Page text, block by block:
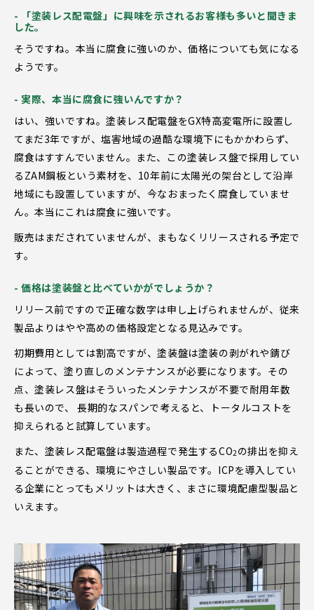
- 「塗装レス配電盤」に興味を示されるお客様も多いと聞きま
した。
そうですね。本当に腐食に強いのか、価格についても気になる
ようです。
- 実際、本当に腐食に強いんですか？
はい、強いですね。塗装レス配電盤をGX特高変電所に設置し
てまだ3年ですが、塩害地域の過酷な環境下にもかかわらず、
腐食はすすんでいません。また、この塗装レス盤で採用してい
るZAM鋼板という素材を、10年前に太陽光の架台として沿岸
地域にも設置していますが、今なおまったく腐食していませ
ん。本当にこれは腐食に強いです。
販売はまだされていませんが、まもなくリリースされる予定で
す。
- 価格は塗装盤と比べていかがでしょうか？
リリース前ですので正確な数字は申し上げられませんが、従来
製品よりはやや高めの価格設定となる見込みです。
初期費用としては割高ですが、塗装盤は塗装の剥がれや錆び
によって、塗り直しのメンテナンスが必要になります。その
点、塗装レス盤はそういったメンテナンスが不要で耐用年数
も長いので、 長期的なスパンで考えると、トータルコストを
抑えられると試算しています。
また、塗装レス配電盤は製造過程で発生するCO2の排出を抑え
ることができる、環境にやさしい製品です。ICPを導入してい
る企業にとってもメリットは大きく、まさに環境配慮型製品と
いえます。